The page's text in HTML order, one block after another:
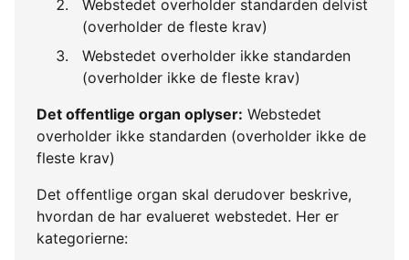
Webstedet overholder standarden delvist
(overholder de fleste krav)
Webstedet overholder ikke standarden
(overholder ikke de fleste krav)
Det offentlige organ oplyser: Webstedet
overholder ikke standarden (overholder ikke de
fleste krav)
Det offentlige organ skal derudover beskrive,
hvordan de har evalueret webstedet. Her er
kategorierne: